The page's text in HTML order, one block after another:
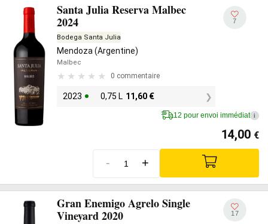
Santa Julia Reserva Malbec
2024
Bodega Santa Julia
Mendoza (Argentine)
Malbec
0 commentaire
2023 0,75 L 11,60 €
7
12 pour envoi immédiat i
14,00 €
- +
Gran Enemigo Agrelo Single
Vineyard 2020
17